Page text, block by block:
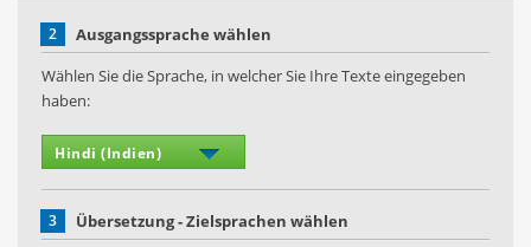
2
Ausgangssprache wählen
Wählen Sie die Sprache, in welcher Sie Ihre Texte eingegeben
haben:
3
Übersetzung - Zielsprachen wählen